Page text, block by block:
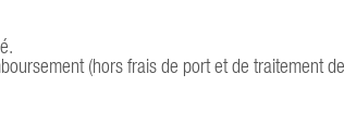
(hors frais de port et de traitement